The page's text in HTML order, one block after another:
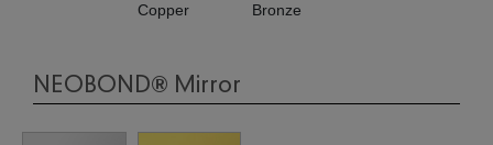
Copper
Bronze
NEOBOND® Mirror